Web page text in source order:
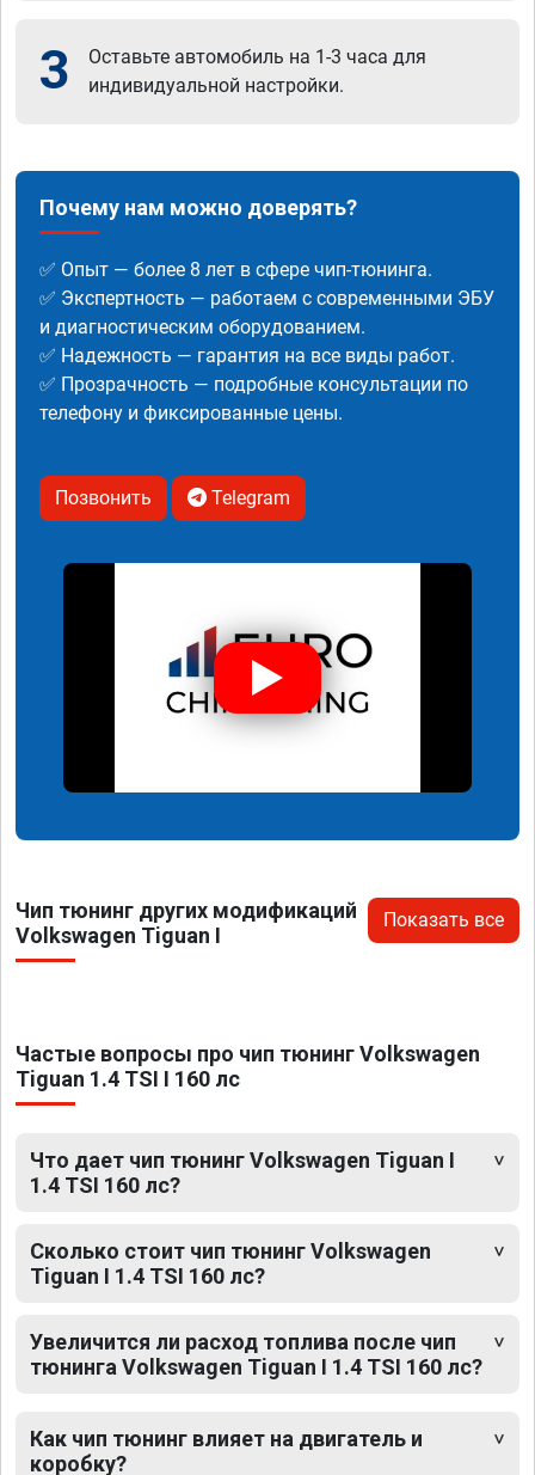
3
Оставьте автомобиль на 1-3 часа для
индивидуальной настройки.
Почему нам можно доверять?
✅ Опыт — более 8 лет в сфере чип-тюнинга.
✅ Экспертность — работаем с современными ЭБУ
и диагностическим оборудованием.
✅ Надежность — гарантия на все виды работ.
✅ Прозрачность — подробные консультации по
телефону и фиксированные цены.
Позвонить Telegram
Чип тюнинг других модификаций
Volkswagen Tiguan I
Показать все
Частые вопросы про чип тюнинг Volkswagen
Tiguan 1.4 TSI I 160 лс
Что дает чип тюнинг Volkswagen Tiguan I
1.4 TSI 160 лс?
Сколько стоит чип тюнинг Volkswagen
Tiguan I 1.4 TSI 160 лс?
Увеличится ли расход топлива после чип
тюнинга Volkswagen Tiguan I 1.4 TSI 160 лс?
Как чип тюнинг влияет на двигатель и
коробку?